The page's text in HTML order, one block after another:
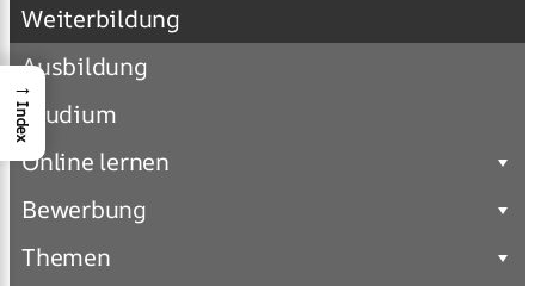
Weiterbildung
Ausbildung
Studium
Online lernen
Bewerbung
Themen
→
Index